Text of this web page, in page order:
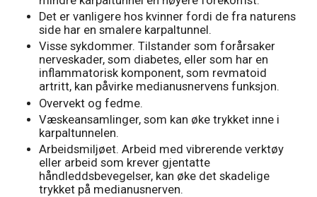
Det er vanligere hos kvinner fordi de fra naturens
side har en smalere karpaltunnel.
Visse sykdommer. Tilstander som forårsaker
nerveskader, som diabetes, eller som har en
inflammatorisk komponent, som revmatoid
artritt, kan påvirke medianusnervens funksjon.
Overvekt og fedme.
Væskeansamlinger, som kan øke trykket inne i
karpaltunnelen.
Arbeidsmiljøet. Arbeid med vibrerende verktøy
eller arbeid som krever gjentatte
håndleddsbevegelser, kan øke det skadelige
trykket på medianusnerven.